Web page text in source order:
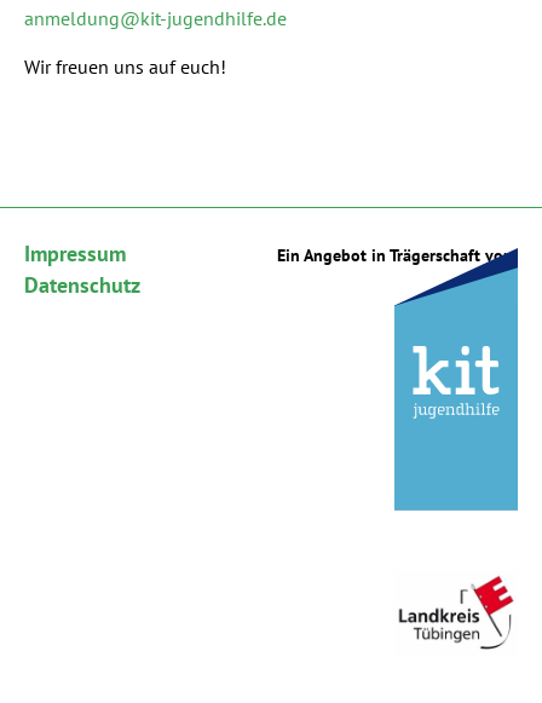
anmeldung@kit-jugendhilfe.de
Wir freuen uns auf euch!
Impressum
Datenschutz
Ein Angebot in Trägerschaft von:
Show larger version
Gefördert von: